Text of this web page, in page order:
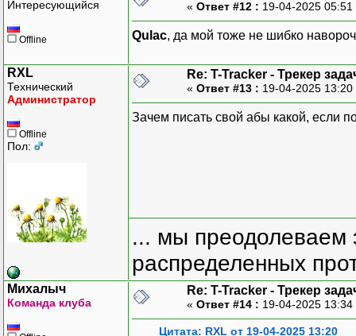
Интересующийся
Offline
« Ответ #12 : 19-04-2025
Qulac, да мой тоже не шибко
RXL
Технический
Администратор
Offline
Пол:
Re: T-Tracker - Трекер
« Ответ #13 : 19-04-2025
Зачем писать свой абы какой, если
... мы преодолеваем
распределенных
Михалыч
Команда клуба
Re: T-Tracker - Трекер
« Ответ #14 : 19-04-2025
Цитата: RXL от 19-04-2025 13:20